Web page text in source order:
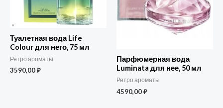
Туалетная вода Life
Colour для него, 75 мл
Ретро ароматы
3590,00₽
Парфюмерная вода
Luminata для нее, 50 мл
Ретро ароматы
4590,00₽